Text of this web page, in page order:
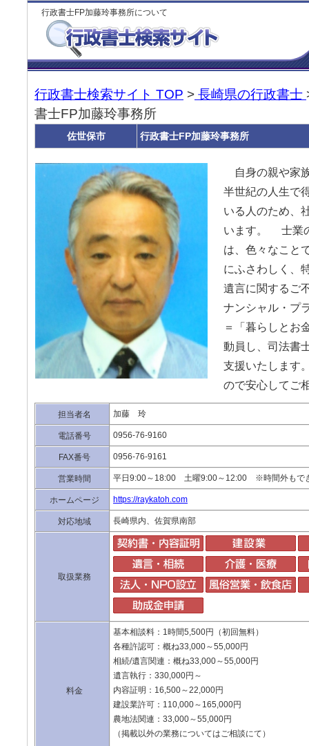
行政書士FP加藤玲事務所について
行政書士検索サイト TOP > 長崎県の行政書士
書士FP加藤玲事務所
佐世保市 行政書士FP加藤玲事務所
自身の親や家
半世紀の人生で
いる人のため、
います。 士業
は、色々なこと
にふさわしく、
遺言に関するご
ナンシャル・プ
＝「暮らしとお
動員し、司法書
支援いたします
ので安心してご
担当者名 加藤 玲
電話番号 0956-76-9160
FAX番号 0956-76-9161
営業時間 平日9:00～18:00 土曜9:00～12:00 ※時間外もで
ホームページ https://raykatoh.com
対応地域 長崎県内、佐賀県南部
取扱業務
料金
基本相談料：1時間5,500円（初回無料）
各種許認可：概ね33,000～55,000円
相続/遺言関連：概ね33,000～55,000円
遺言執行：330,000円～
内容証明：16,500～22,000円
建設業許可：110,000～165,000円
農地法関連：33,000～55,000円
（掲載以外の業務についてはご相談にて）